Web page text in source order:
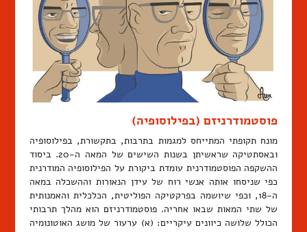
פוסטמודרניזם (בפילוסופיה)
מונח תקופתי המתייחס למגמות בתרבות, בתקשורת, בפילוסופיה
ובאסתטיקה שראשיתן בשנות השישים של המאה ה-20. ביסוד
ההשקפה הפוסטמודרנית עומדת ביקורת על הפילוסופיה המודרנית
כפי שניסחו אותה אנשי רוח של עידן הנאורות וההשכלה במאה
ה-18, וכפי שיושמה בפרקטיקה הפוליטית, הכלכלית והאמנותית
של שתי המאות שבאו אחריה. פוסטמודרניזם הוא מהלך תרבותי
הכולל שלושה כיוונים עיקריים: (א) ערעור של מושג האוטונומיה